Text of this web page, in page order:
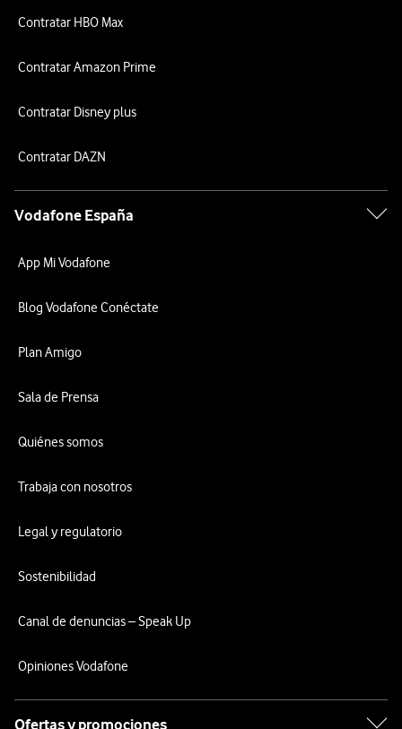
Contratar HBO Max
Contratar Amazon Prime
Contratar Disney plus
Contratar DAZN
Vodafone España
App Mi Vodafone
Blog Vodafone Conéctate
Plan Amigo
Sala de Prensa
Quiénes somos
Trabaja con nosotros
Legal y regulatorio
Sostenibilidad
Canal de denuncias – Speak Up
Opiniones Vodafone
Ofertas y promociones